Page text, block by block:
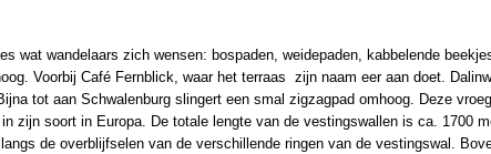
wat wandelaars zich wensen: bospaden, weidepaden, kabbelende
Voorbij Café Fernblick, waar het terraas zijn naam eer aan doet.
tot aan Schwalenburg slingert een smal zigzagpad omhoog. Deze
zijn soort in Europa. De totale lengte van de vestingswallen is ca. 1700
de overblijfselen van de verschillende ringen van de vestingswal.